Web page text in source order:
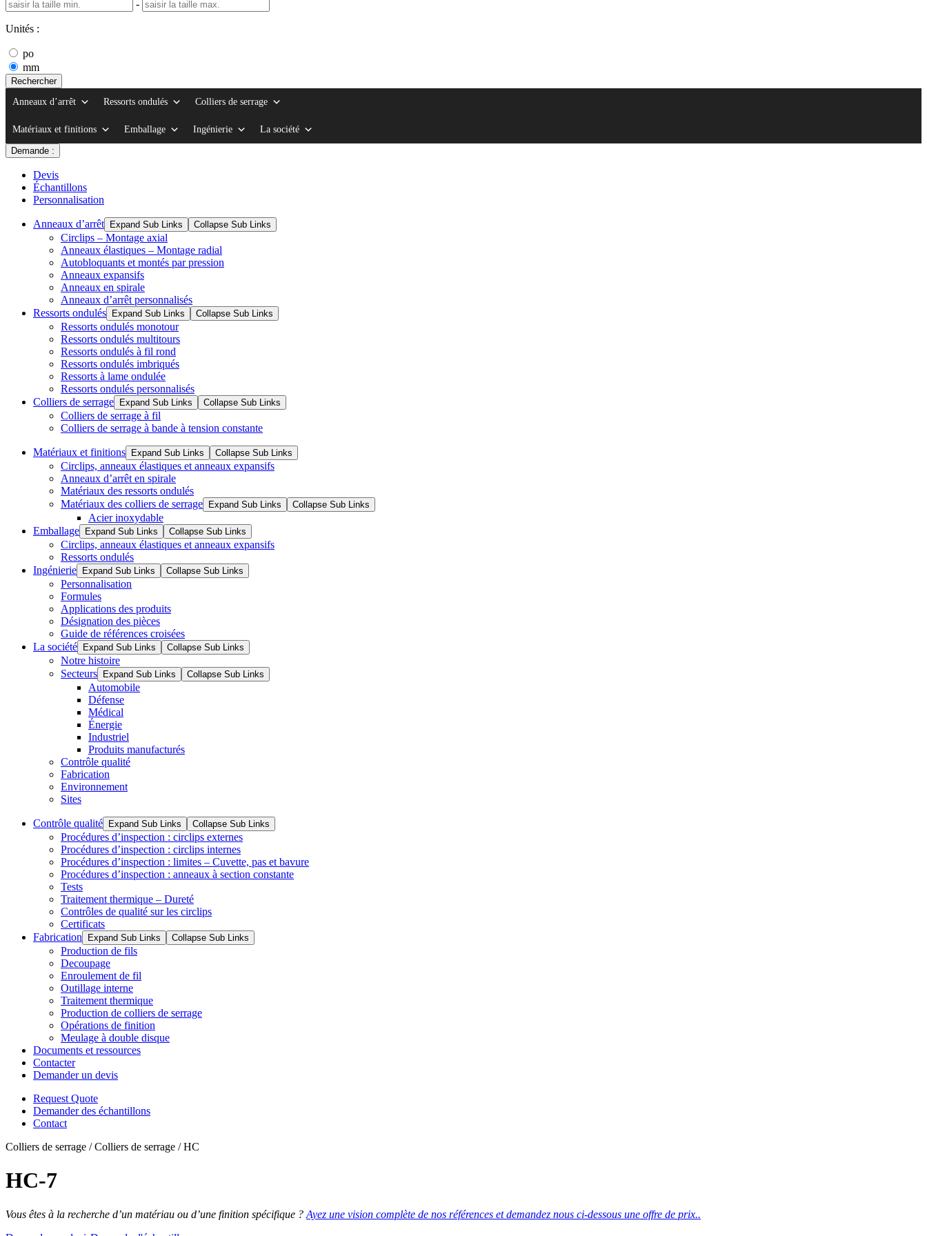
-
Unités :
po
mm
Rechercher
Anneaux d’arrêt
Ressorts ondulés Colliers de serrage
Matériaux et finitions Emballage Ingénierie La société
Demande :
Devis
Échantillons
Personnalisation
Anneaux d’arrêt Expand Sub Links Collapse Sub Links
Circlips – Montage axial
Anneaux élastiques – Montage radial
Autobloquants et montés par pression
Anneaux expansifs
Anneaux en spirale
Anneaux d’arrêt personnalisés
Ressorts ondulés
Expand Sub Links Collapse Sub Links
Ressorts ondulés monotour
Ressorts ondulés multitours
Ressorts ondulés à fil rond
Ressorts ondulés imbriqués
Ressorts à lame ondulée
Ressorts ondulés personnalisés
Colliers de serrage
Expand Sub Links Collapse Sub Links
Colliers de serrage à fil
Colliers de serrage à bande à tension constante
Matériaux et finitions Expand Sub Links Collapse Sub Links
Circlips, anneaux élastiques et anneaux expansifs
Anneaux d’arrêt en spirale
Matériaux des ressorts ondulés
Matériaux des colliers de serrage
Expand Sub Links Collapse Sub Links
Acier inoxydable
Emballage
Expand Sub Links Collapse Sub Links
Circlips, anneaux élastiques et anneaux expansifs
Ressorts ondulés
Ingénierie
Expand Sub Links Collapse Sub Links
Personnalisation
Formules
Applications des produits
Désignation des pièces
Guide de références croisées
La société
Expand Sub Links Collapse Sub Links
Notre histoire
Secteurs
Expand Sub Links Collapse Sub Links
Automobile
Défense
Médical
Énergie
Industriel
Produits manufacturés
Contrôle qualité
Fabrication
Environnement
Sites
Contrôle qualité Expand Sub Links Collapse Sub Links
Procédures d’inspection : circlips externes
Procédures d’inspection : circlips internes
Procédures d’inspection : limites – Cuvette, pas et bavure
Procédures d’inspection : anneaux à section constante
Tests
Traitement thermique – Dureté
Contrôles de qualité sur les circlips
Certificats
Fabrication
Expand Sub Links Collapse Sub Links
Production de fils
Decoupage
Enroulement de fil
Outillage interne
Traitement thermique
Production de colliers de serrage
Opérations de finition
Meulage à double disque
Documents et ressources
Contacter
Demander un devis
Request Quote
Demander des échantillons
Contact
Colliers de serrage / Colliers de serrage / HC
HC-7
Vous êtes à la recherche d’un matériau ou d’une finition spécifique ? Ayez une vision complète de nos références et demandez nous ci-dessous une offre de prix..